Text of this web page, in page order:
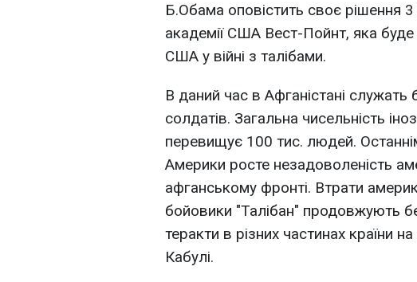
Б.Обама оповістить своє рішення 3
академії США Вест-Пойнт, яка буде
США у війні з талібами.
В даний час в Афганістані
солдатів. Загальна чисельність
перевищує 100 тис. людей.
Америки росте незадоволеність
афганському фронті. Втрати
бойовики "Талібан" продовжують
теракти в різних частинах країни
Кабулі.